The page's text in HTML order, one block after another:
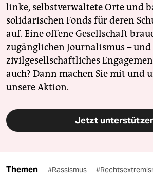
linke, selbstverwaltete Orte und
solidarischen Fonds für deren
auf. Eine offene Gesellschaft
zugänglichen Journalismus – und
zivilgesellschaftliches
auch? Dann machen Sie mit und
unsere Aktion.
Jetzt
Themen #Rassismus